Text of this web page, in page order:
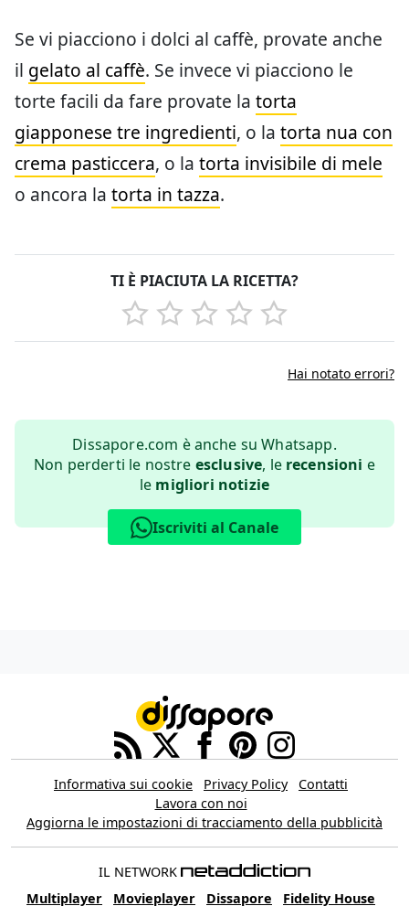
Se vi piacciono i dolci al caffè, provate anche
il gelato al caffè. Se invece vi piacciono le
torte facili da fare provate la torta
giapponese tre ingredienti, o la torta nua con
crema pasticcera, o la torta invisibile di mele
o ancora la torta in tazza.
TI È PIACIUTA LA RICETTA?
Hai notato errori?
Dissapore.com è anche su Whatsapp.
Non perderti le nostre esclusive, le recensioni e
le migliori notizie
Iscriviti al Canale
Informativa sui cookie Privacy Policy
Contatti
Lavora con noi
Aggiorna le impostazioni di tracciamento della pubblicità
IL NETWORK
Multiplayer
Movieplayer Dissapore Fidelity House